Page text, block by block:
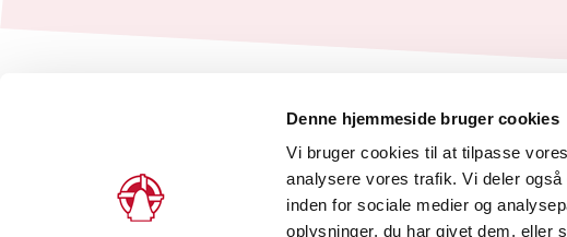
Denne hjemmeside bruger cookies
Vi bruger cookies til at tilpasse
analysere vores trafik. Vi deler
inden for sociale medier og
oplysninger, du har givet dem, eller
Peder Skrams Gade 5, 2., 1054 København K